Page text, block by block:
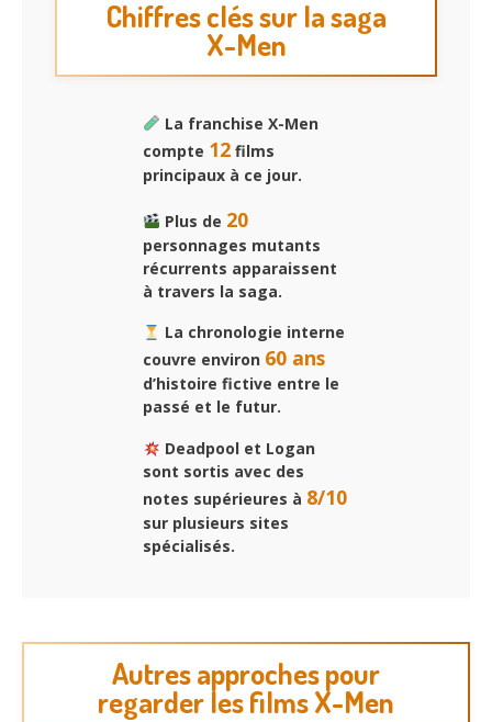
Chiffres clés sur la saga
X-Men
La franchise X-Men
compte 12 films
principaux à ce jour.
Plus de 20
personnages mutants
récurrents apparaissent
à travers la saga.
La chronologie interne
couvre environ 60 ans
d’histoire fictive entre le
passé et le futur.
Deadpool et Logan
sont sortis avec des
notes supérieures à 8/10
sur plusieurs sites
spécialisés.
Autres approches pour
regarder les films X-Men